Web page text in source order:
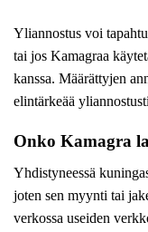
Yliannostus voi
tai jos Kamagraa
kanssa. Määrättyjen
elintärkeää
Onko Kamagra
Yhdistyneessä
joten sen myynti tai
verkossa useiden